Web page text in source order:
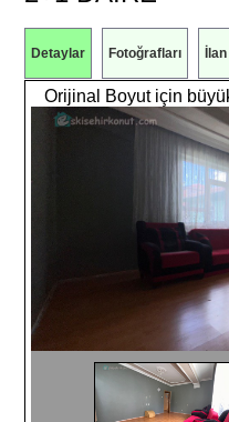
Detaylar Fotoğrafları
Orijinal Boyut için